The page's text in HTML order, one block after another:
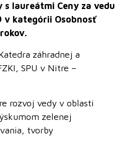
laureátmi Ceny za vedu
v kategórii Osobnosť
záhradnej a
SPU v Nitre –
rozvoj vedy v oblasti
zelenej
tvorby